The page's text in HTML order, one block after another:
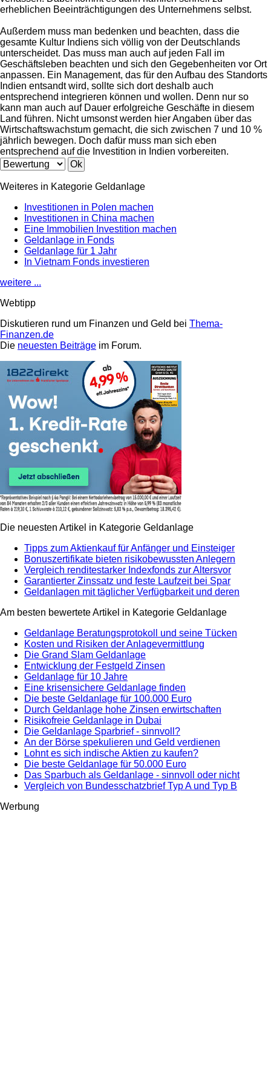
erheblichen Beeinträchtigungen des Unternehmens selbst.
Außerdem muss man bedenken und beachten, dass die
gesamte Kultur Indiens sich völlig von der Deutschlands
unterscheidet. Das muss man auch auf jeden Fall im
Geschäftsleben beachten und sich den Gegebenheiten vor Ort
anpassen. Ein Management, das für den Aufbau des Standorts
Indien entsandt wird, sollte sich dort deshalb auch
entsprechend integrieren können und wollen. Denn nur so
kann man auch auf Dauer erfolgreiche Geschäfte in diesem
Land führen. Nicht umsonst werden hier Angaben über das
Wirtschaftswachstum gemacht, die sich zwischen 7 und 10 %
jährlich bewegen. Doch dafür muss man sich eben
entsprechend auf die Investition in Indien vorbereiten.
Weiteres in Kategorie Geldanlage
Investitionen in Polen machen
Investitionen in China machen
Eine Immobilien Investition machen
Geldanlage in Fonds
Geldanlage für 1 Jahr
In Vietnam Fonds investieren
weitere ...
Webtipp
Diskutieren rund um Finanzen und Geld bei Thema-
Finanzen.de
Die neuesten Beiträge im Forum.
Die neuesten Artikel in Kategorie Geldanlage
Tipps zum Aktienkauf für Anfänger und Einsteiger
Bonuszertifikate bieten risikobewussten Anlegern
Vergleich renditestarker Indexfonds zur Altersvor
Garantierter Zinssatz und feste Laufzeit bei Spar
Geldanlagen mit täglicher Verfügbarkeit und deren
Am besten bewertete Artikel in Kategorie Geldanlage
Geldanlage Beratungsprotokoll und seine Tücken
Kosten und Risiken der Anlagevermittlung
Die Grand Slam Geldanlage
Entwicklung der Festgeld Zinsen
Geldanlage für 10 Jahre
Eine krisensichere Geldanlage finden
Die beste Geldanlage für 100.000 Euro
Durch Geldanlage hohe Zinsen erwirtschaften
Risikofreie Geldanlage in Dubai
Die Geldanlage Sparbrief - sinnvoll?
An der Börse spekulieren und Geld verdienen
Lohnt es sich indische Aktien zu kaufen?
Die beste Geldanlage für 50.000 Euro
Das Sparbuch als Geldanlage - sinnvoll oder nicht
Vergleich von Bundesschatzbrief Typ A und Typ B
Werbung